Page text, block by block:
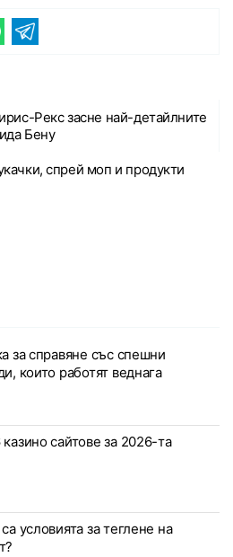
Рекс засне най-детайлните
Бену
спрей моп и продукти
за справяне със спешни
които работят веднага
сайтове за 2026-та
условията за теглене на